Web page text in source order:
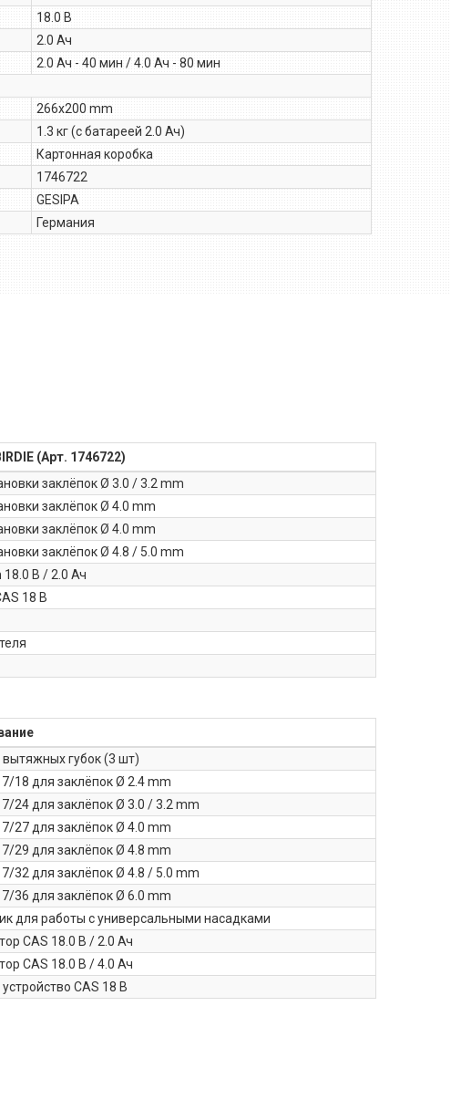
18.0 В
2.0 Ач
2.0 Ач - 40 мин / 4.0 Ач - 80 мин
266х200 mm
1.3 кг (с батареей 2.0 Ач)
Картонная коробка
1746722
GESIPA
Германия
(Арт. 1746722)
заклёпок Ø 3.0 / 3.2 mm
заклёпок Ø 4.0 mm
заклёпок Ø 4.0 mm
заклёпок Ø 4.8 / 5.0 mm
18.0 В / 2.0 Ач
18 В
вытяжных губок (3 шт)
18 для заклёпок Ø 2.4 mm
24 для заклёпок Ø 3.0 / 3.2 mm
27 для заклёпок Ø 4.0 mm
29 для заклёпок Ø 4.8 mm
32 для заклёпок Ø 4.8 / 5.0 mm
36 для заклёпок Ø 6.0 mm
для работы с универсальными насадками
CAS 18.0 В / 2.0 Ач
CAS 18.0 В / 4.0 Ач
CAS 18 В